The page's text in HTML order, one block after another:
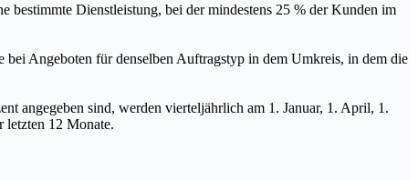
Dienstleistung, bei der mindestens 25 % der Kunden im
Angeboten für denselben Auftragstyp in dem Umkreis, in dem die
angegeben sind, werden vierteljährlich am 1. Januar, 1. April, 1.
letzten 12 Monate.